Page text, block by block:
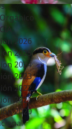
2026
2025
2024
2023
2022
2021
2020